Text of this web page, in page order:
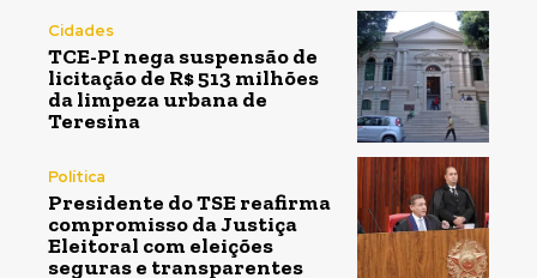
Cidades
TCE-PI nega suspensão de
licitação de R$ 513 milhões
da limpeza urbana de
Teresina
Política
Presidente do TSE reafirma
compromisso da Justiça
Eleitoral com eleições
seguras e transparentes